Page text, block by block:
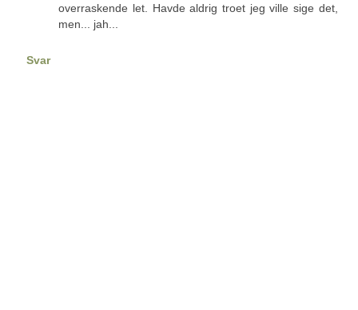
overraskende let. Havde aldrig troet jeg ville sige det,
men... jah...
Svar